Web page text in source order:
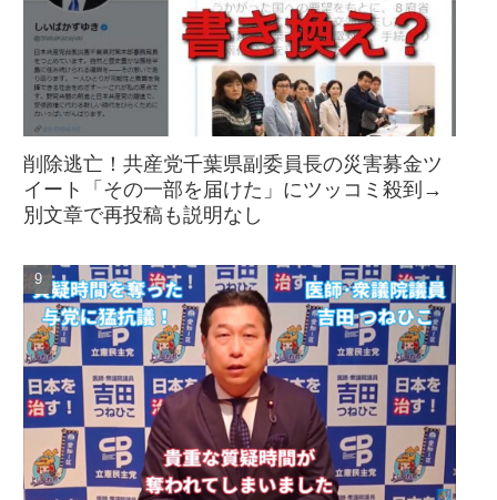
削除逃亡！共産党千葉県副委員長の災害募金ツ
イート「その一部を届けた」にツッコミ殺到→
別文章で再投稿も説明なし